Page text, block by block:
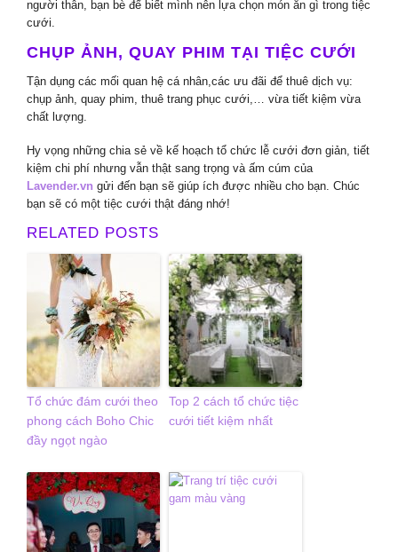
người thân, bạn bè để biết mình nên lựa chọn món ăn gì trong tiệc
cưới.
CHỤP ẢNH, QUAY PHIM TẠI TIỆC CƯỚI
Tận dụng các mối quan hệ cá nhân,các ưu đãi để thuê dịch vụ:
chụp ảnh, quay phim, thuê trang phục cưới,… vừa tiết kiệm vừa
chất lượng.
Hy vọng những chia sẻ về kế hoạch tổ chức lễ cưới đơn giản, tiết
kiệm chi phí nhưng vẫn thật sang trọng và ấm cúm của
Lavender.vn gửi đến bạn sẽ giúp ích được nhiều cho bạn. Chúc
bạn sẽ có một tiệc cưới thật đáng nhớ!
RELATED POSTS
Tổ chức đám cưới theo
phong cách Boho Chic
đầy ngọt ngào
Top 2 cách tổ chức tiệc
cưới tiết kiệm nhất